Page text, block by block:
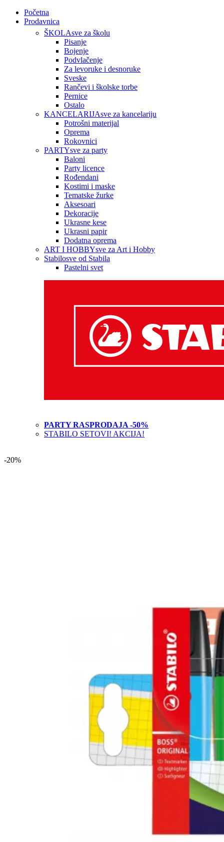
Početna
Prodavnica
ŠKOLAsve za školu
Pisanje
Bojenje
Podvlačenje
Za levoruke i desnoruke
Sveske
Rančevi i školske torbe
Pernice
Ostalo
KANCELARIJAsve za kancelariju
Potrošni materijal
Oprema
Rokovnici
PARTYsve za party
Baloni
Party licence
Rođendani
Kostimi i maske
Tematske žurke
Aksesoari
Dekoracije
Ukrasne kese
Ukrasni papir
Dodatna oprema
ART I HOBBYsve za Art i Hobby
Stabilosve od Stabila
Pastelni svet
PARTY RASPRODAJA -50%
STABILO SETOVI! AKCIJA!
-20%